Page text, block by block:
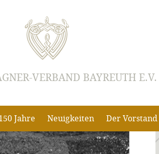
VERBAND BAYREUTH E.V.
Jahre Neuigkeiten Der Vorstand